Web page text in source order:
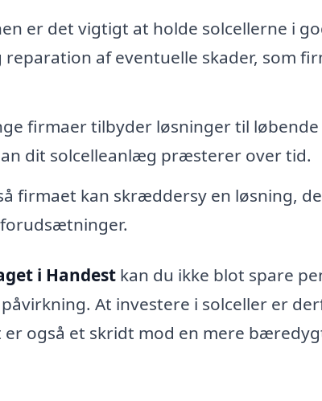
er det vigtigt at holde solcellerne i
af eventuelle skader, som
firmaer tilbyder løsninger til løbende
dit solcelleanlæg præsterer over tid.
firmaet kan skræddersy en løsning,
i Handest kan du ikke blot spare
At investere i solceller er
også et skridt mod en mere